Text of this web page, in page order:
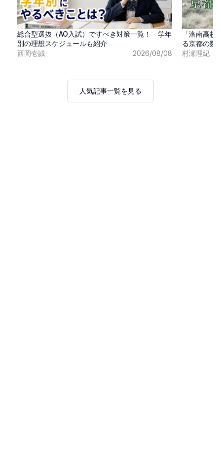
総合型選抜（AO入試）ですべき対策一覧！ 学年
別の理想スケジュールも紹介
西岡壱誠
2026/08/08
「洛南高
る京都の数
村瀬理紀
人気記事一覧を見る